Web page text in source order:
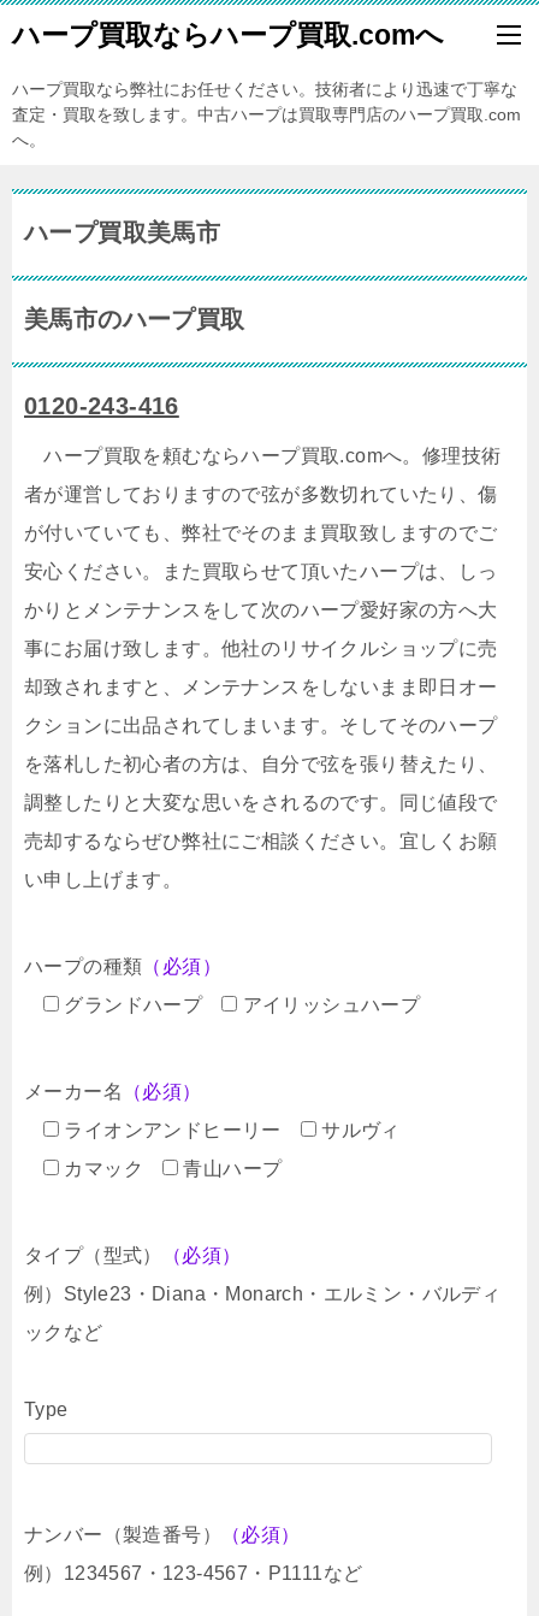
ハープ買取ならハープ買取.comへ
ハープ買取なら弊社にお任せください。技術者により迅速で丁寧な
査定・買取を致します。中古ハープは買取専門店のハープ買取.com
へ。
ハープ買取美馬市
美馬市のハープ買取
0120-243-416
ハープ買取を頼むならハープ買取.comへ。修理技術
者が運営しておりますので弦が多数切れていたり、傷
が付いていても、弊社でそのまま買取致しますのでご
安心ください。また買取らせて頂いたハープは、しっ
かりとメンテナンスをして次のハープ愛好家の方へ大
事にお届け致します。他社のリサイクルショップに売
却致されますと、メンテナンスをしないまま即日オー
クションに出品されてしまいます。そしてそのハープ
を落札した初心者の方は、自分で弦を張り替えたり、
調整したりと大変な思いをされるのです。同じ値段で
売却するならぜひ弊社にご相談ください。宜しくお願
い申し上げます。
ハープの種類 （必須）
グランドハープ
アイリッシュハープ
メーカー名
（必須）
ライオンアンドヒーリー
サルヴィ
カマック
青山ハープ
タイプ（型式）
（必須）
例）Style23・Diana・Monarch・エルミン・バルディ
ックなど
Type
ナンバー（製造番号）
（必須）
例）1234567・123-4567・P1111など